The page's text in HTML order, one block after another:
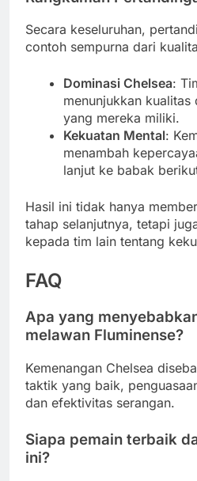
Secara keseluruhan,
contoh sempurna dari
Dominasi Chelsea:
menunjukkan kualitas
yang mereka miliki.
Kekuatan Mental:
menambah
lanjut ke babak
Hasil ini tidak hanya
tahap selanjutnya, tetapi
kepada tim lain tentang
FAQ
Apa yang
melawan Fluminense?
Kemenangan Chelsea
taktik yang baik,
dan efektivitas serangan.
Siapa pemain terbaik
ini?